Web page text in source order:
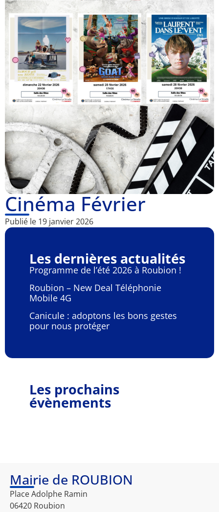
Cinéma Février
Publié le 19 janvier 2026
Les dernières actualités
Programme de l’été 2026 à Roubion !
Roubion – New Deal Téléphonie
Mobile 4G
Canicule : adoptons les bons gestes
pour nous protéger
Les prochains
évènements
Mairie de ROUBION
Place Adolphe Ramin
06420 Roubion